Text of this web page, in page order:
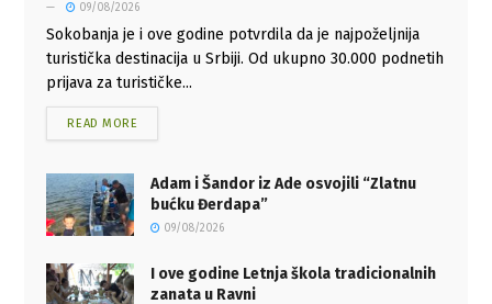
09/08/2026
Sokobanja je i ove godine potvrdila da je najpoželjnija
turistička destinacija u Srbiji. Od ukupno 30.000 podnetih
prijava za turističke...
READ MORE
Adam i Šandor iz Ade osvojili “Zlatnu
bućku Đerdapa”
09/08/2026
I ove godine Letnja škola tradicionalnih
zanata u Ravni